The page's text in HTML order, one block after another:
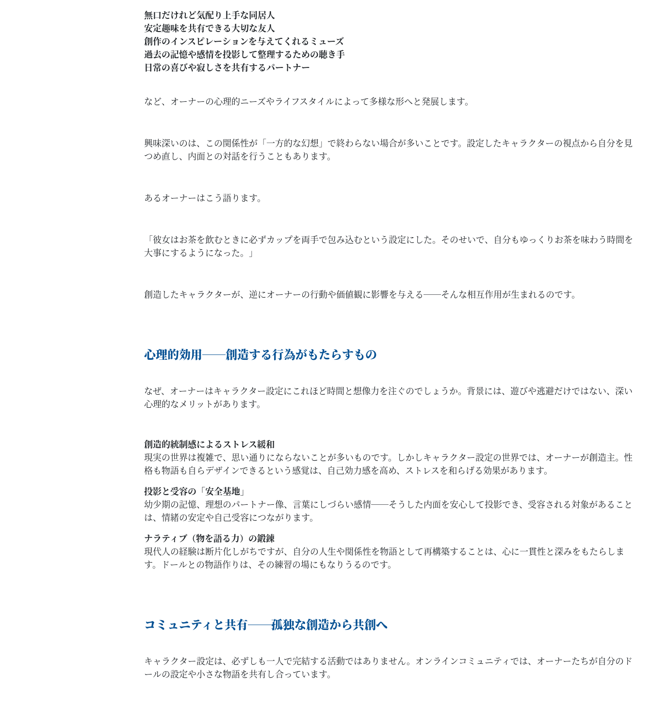
無口だけれど気配り上手な同居人
安定趣味を共有できる大切な友人
創作のインスピレーションを与えてくれるミューズ
過去の記憶や感情を投影して整理するための聴き手
日常の喜びや寂しさを共有するパートナー
など、オーナーの心理的ニーズやライフスタイルによって多様な形へと発展します。
興味深いのは、この関係性が「一方的な幻想」で終わらない場合が多いことです。設定したキャラクターの視点から自分を見
つめ直し、内面との対話を行うこともあります。
あるオーナーはこう語ります。
「彼女はお茶を飲むときに必ずカップを両手で包み込むという設定にした。そのせいで、自分もゆっくりお茶を味わう時間を
大事にするようになった。」
創造したキャラクターが、逆にオーナーの行動や価値観に影響を与える──そんな相互作用が生まれるのです。
心理的効用──創造する行為がもたらすもの
なぜ、オーナーはキャラクター設定にこれほど時間と想像力を注ぐのでしょうか。背景には、遊びや逃避だけではない、深い
心理的なメリットがあります。
創造的統制感によるストレス緩和
現実の世界は複雑で、思い通りにならないことが多いものです。しかしキャラクター設定の世界では、オーナーが創造主。性
格も物語も自らデザインできるという感覚は、自己効力感を高め、ストレスを和らげる効果があります。
投影と受容の「安全基地」
幼少期の記憶、理想のパートナー像、言葉にしづらい感情──そうした内面を安心して投影でき、受容される対象があること
は、情緒の安定や自己受容につながります。
ナラティブ（物を語る力）の鍛錬
現代人の経験は断片化しがちですが、自分の人生や関係性を物語として再構築することは、心に一貫性と深みをもたらしま
す。ドールとの物語作りは、その練習の場にもなりうるのです。
コミュニティと共有──孤独な創造から共創へ
キャラクター設定は、必ずしも一人で完結する活動ではありません。オンラインコミュニティでは、オーナーたちが自分のド
ールの設定や小さな物語を共有し合っています。